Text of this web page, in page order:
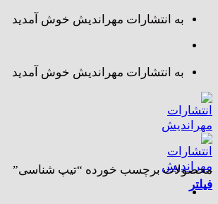
Skip
content
به انتشارات مهراندیش خوش آمدید
به انتشارات مهراندیش خوش آمدید
محصولات برچسب خورده “تیپ شناسی”
فیلتر